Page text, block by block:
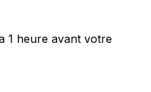
1 heure avant votre